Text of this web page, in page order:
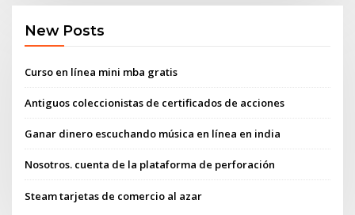
New Posts
Curso en línea mini mba gratis
Antiguos coleccionistas de certificados de acciones
Ganar dinero escuchando música en línea en india
Nosotros. cuenta de la plataforma de perforación
Steam tarjetas de comercio al azar